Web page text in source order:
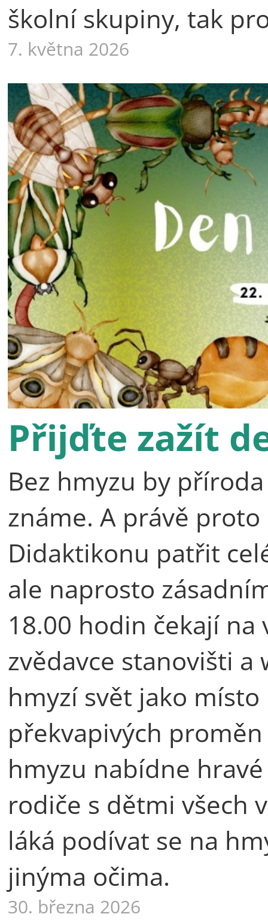
školní skupiny, tak
7. května 2026
Přijďte zažít
Bez hmyzu by
známe. A právě
Didaktikonu patřit
ale naprosto
18.00 hodin čekají na
zvědavce stanovišti
hmyzí svět jako
překvapivých
hmyzu nabídne
rodiče s dětmi všech
láká podívat se na
jinýma očima.
30. března 2026